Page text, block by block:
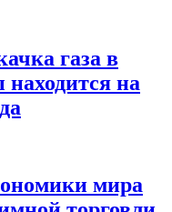
газа в
на
мира